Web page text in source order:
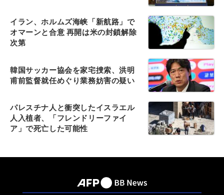
イラン、ホルムズ海峡「新航路」で
オマーンと合意 再開は米の封鎖解除
次第
韓国サッカー協会を家宅捜索、洪明
甫前監督就任めぐり業務妨害の疑い
パレスチナ人と衝突したイスラエル
人入植者、「フレンドリーファイ
ア」で死亡した可能性